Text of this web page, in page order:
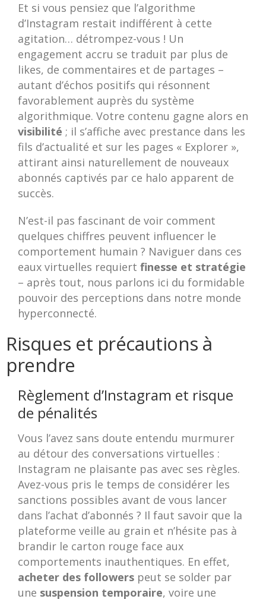
Et si vous pensiez que l’algorithme
d’Instagram restait indifférent à cette
agitation… détrompez-vous ! Un
engagement accru se traduit par plus de
likes, de commentaires et de partages –
autant d’échos positifs qui résonnent
favorablement auprès du système
algorithmique. Votre contenu gagne alors en
visibilité ; il s’affiche avec prestance dans les
fils d’actualité et sur les pages « Explorer »,
attirant ainsi naturellement de nouveaux
abonnés captivés par ce halo apparent de
succès.
N’est-il pas fascinant de voir comment
quelques chiffres peuvent influencer le
comportement humain ? Naviguer dans ces
eaux virtuelles requiert finesse et stratégie
– après tout, nous parlons ici du formidable
pouvoir des perceptions dans notre monde
hyperconnecté.
Risques et précautions à
prendre
Règlement d’Instagram et risque
de pénalités
Vous l’avez sans doute entendu murmurer
au détour des conversations virtuelles :
Instagram ne plaisante pas avec ses règles.
Avez-vous pris le temps de considérer les
sanctions possibles avant de vous lancer
dans l’achat d’abonnés ? Il faut savoir que la
plateforme veille au grain et n’hésite pas à
brandir le carton rouge face aux
comportements inauthentiques. En effet,
acheter des followers peut se solder par
une suspension temporaire, voire une